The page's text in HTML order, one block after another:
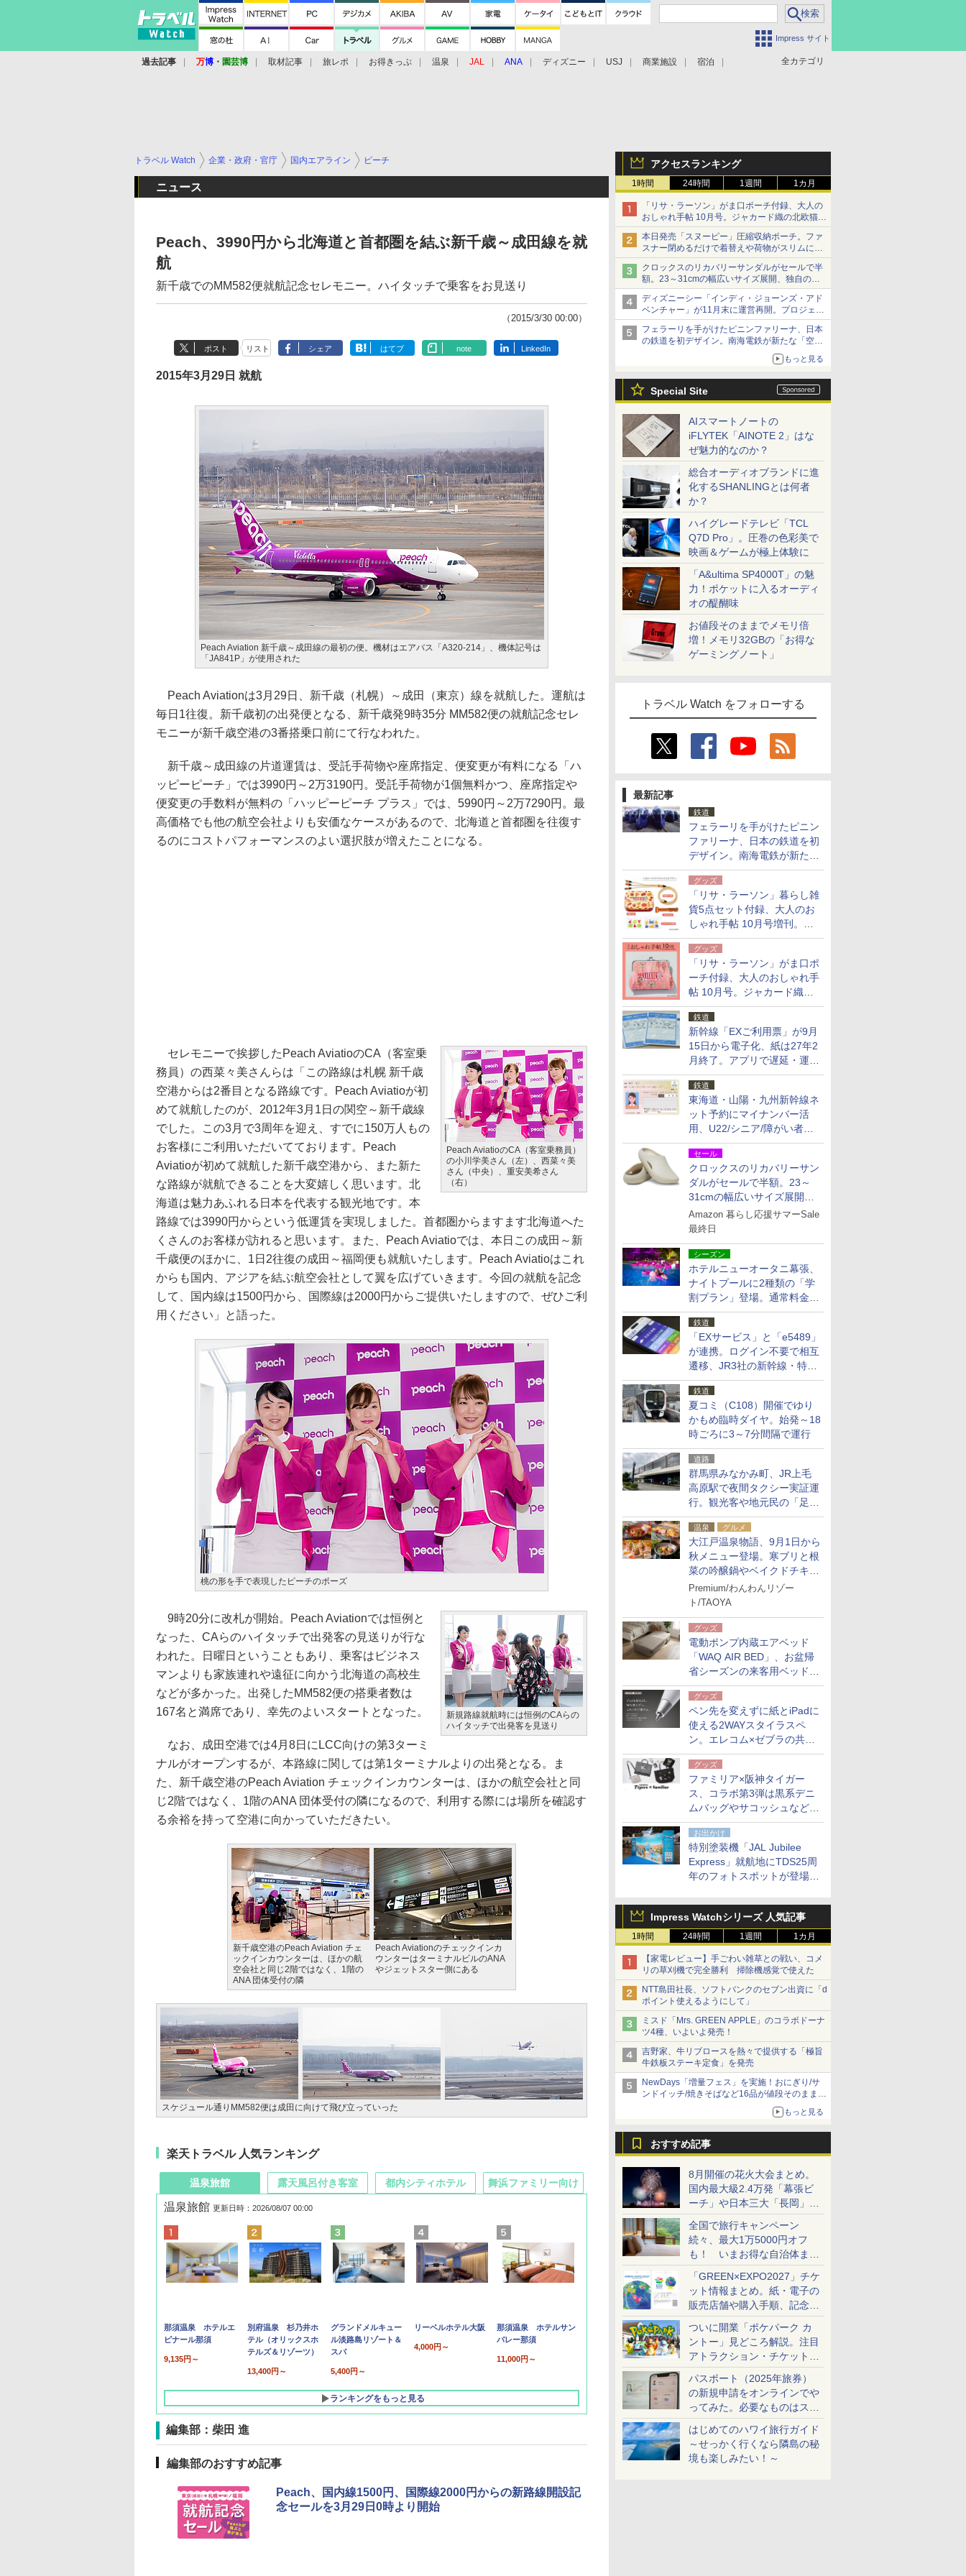
Impress サイト
全カテゴリ
過去記事 万博 ・ 園芸博 取材記事 旅レポ お得きっぷ 温泉 JAL ANA ディズニー USJ 商業施設 宿泊
アクセスランキング
1時間 24時間 1週間 1カ月
「リサ・ラーソン」がま口ポーチ付録、大人の
おしゃれ手帖 10月号。ジャカード織の北欧猫デ
ザイン
本日発売「スヌーピー」圧縮収納ポーチ。ファ
スナー閉めるだけで着替えや荷物がスリムにま
とまる
クロックスのリカバリーサンダルがセールで半
額。23～31cmの幅広いサイズ展開、独自のク
ッション素材を採用
ディズニーシー「インディ・ジョーンズ・アド
ベンチャー」が11月末に運営再開。プロジェク
ションマッピングを追加、DPAは1500円
フェラーリを手がけたピニンファリーナ、日本
の鉄道を初デザイン。南海電鉄が新たな「空港
もっと見る
Special Site
AIスマートノートの
iFLYTEK「AINOTE 2」はな
ぜ魅力的なのか？
総合オーディオブランドに進
化するSHANLINGとは何者
か？
ハイグレードテレビ「TCL
Q7D Pro」。圧巻の色彩美で
映画＆ゲームが極上体験に
「A&ultima SP4000T」の魅
力！ポケットに入るオーディ
オの醍醐味
お値段そのままでメモリ倍
増！メモリ32GBの「お得な
ゲーミングノート」
トラベル Watch をフォローする
最新記事
鉄道
フェラーリを手がけたピニン
ファリーナ、日本の鉄道を初
デザイン。南海電鉄が新たな
「空港特急」をなにわ筋線へ
導入
グッズ
「リサ・ラーソン」暮らし雑
貨5点セット付録、大人のお
しゃれ手帖 10月号増刊。
USBケーブルや缶ケースなど
グッズ
「リサ・ラーソン」がま口ポ
ーチ付録、大人のおしゃれ手
帖 10月号。ジャカード織の
北欧猫デザイン
鉄道
新幹線「EXご利用票」が9月
15日から電子化、紙は27年2
月終了。アプリで遅延・運休
も確認可能に
鉄道
東海道・山陽・九州新幹線ネ
ット予約にマイナンバー活
用、U22/シニア/障がい者割
を9月15日から発売
セール
クロックスのリカバリーサン
ダルがセールで半額。23～
31cmの幅広いサイズ展開、
独自のクッション素材を採用
Amazon 暮らし応援サマーSale
最終日
シーズン
ホテルニューオータニ幕張、
ナイトプールに2種類の「学
割プラン」登場。通常料金の
およそ半額でお得に夜活
鉄道
「EXサービス」と「e5489」
が連携。ログイン不要で相互
遷移、JR3社の新幹線・特急
予約をアプリで一括確認
鉄道
夏コミ（C108）開催でゆり
かもめ臨時ダイヤ。始発～18
時ごろに3～7分間隔で運行
道路
群馬県みなかみ町、JR上毛
高原駅で夜間タクシー実証運
行。観光客や地元民の「足が
ない」課題解消へ、木金土に
2台体制
温泉 グルメ
大江戸温泉物語、9月1日から
秋メニュー登場。寒ブリと根
菜の吟醸鍋やベイクドチキ
ン、ショコラ＆栗スイーツも
食べ放題に
Premium/わんわんリゾー
ト/TAOYA
グッズ
電動ポンプ内蔵エアベッド
「WAQ AIR BED」、お盆帰
省シーズンの来客用ベッドに
も。使用後は収納バッグでコ
ンパクトに保管
グッズ
ペン先を変えずに紙とiPadに
使える2WAYスタイラスペ
ン。エレコム×ゼブラの共同
開発
グッズ
ファミリア×阪神タイガー
ス、コラボ第3弾は黒系デニ
ムバッグやサコッシュなど6
点。8月21日オンラインスト
アで発売
お出かけ
特別塗装機「JAL Jubilee
Express」就航地にTDS25周
年のフォトスポットが登場。
Impress Watchシリーズ 人気記事
1時間 24時間 1週間 1カ月
【家電レビュー】手ごわい雑草との戦い、コメ
リの草刈機で完全勝利 掃除機感覚で使えた
NTT島田社長、ソフトバンクのセブン出資に「d
ポイント使えるようにして」
ミスド「Mrs. GREEN APPLE」のコラボドーナ
ツ4種、いよいよ発売！
吉野家、牛リブロースを熱々で提供する「極旨
牛鉄板ステーキ定食」を発売
NewDays「増量フェス」を実施！おにぎり/サ
ンドイッチ/焼きそばなど16品が値段そのままで
もっと見る
おすすめ記事
8月開催の花火大会まとめ。
国内最大級2.4万発「幕張ビ
ーチ」や日本三大「長岡」な
ど大型イベント目白押し！
全国で旅行キャンペーン
続々、最大1万5000円オフ
も！ いまお得な自治体まと
め
「GREEN×EXPO2027」チケ
ット情報まとめ。紙・電子の
販売店舗や購入手順、記念チ
ケットも解説
ついに開業「ポケパーク カ
ントー」見どころ解説。注目
アトラクション・チケット手
配・来場前に必要な準備は？
パスポート（2025年旅券）
の新規申請をオンラインでや
ってみた。必要なものはスマ
ホとマイナカードのみ
はじめてのハワイ旅行ガイド
～せっかく行くなら隣島の秘
境も楽しみたい！～
トラベル Watch 企業・政府・官庁 国内エアライン ピーチ
ニュース
Peach、3990円から北海道と首都圏を結ぶ新千歳～成田線を就
航
新千歳でのMM582便就航記念セレモニー。ハイタッチで乗客をお見送り
（2015/3/30 00:00）
ポスト リスト シェア はてブ note LinkedIn
2015年3月29日 就航
Peach Aviation 新千歳～成田線の最初の便。機材はエアバス「A320-214」、機体記号は
「JA841P」が使用された
Peach Aviationは3月29日、新千歳（札幌）～成田（東京）線を就航した。運航は
毎日1往復。新千歳初の出発便となる、新千歳発9時35分 MM582便の就航記念セレ
モニーが新千歳空港の3番搭乗口前にて行なわれた。
新千歳～成田線の片道運賃は、受託手荷物や座席指定、便変更が有料になる「ハ
ッピーピーチ」では3990円～2万3190円。受託手荷物が1個無料かつ、座席指定や
便変更の手数料が無料の「ハッピーピーチ プラス」では、5990円～2万7290円。最
高価格でも他の航空会社よりも安価なケースがあるので、北海道と首都圏を往復す
るのにコストパフォーマンスのよい選択肢が増えたことになる。
Peach AviatioのCA（客室乗務員）
の小川学美さん（左）、西菜々美
さん（中央）、重安美希さん
（右）
セレモニーで挨拶したPeach AviatioのCA（客室乗
務員）の西菜々美さんらは「この路線は札幌 新千歳
空港からは2番目となる路線です。Peach Aviatioが初
めて就航したのが、2012年3月1日の関空～新千歳線
でした。この3月で3周年を迎え、すでに150万人もの
お客様にご利用いただいてております。Peach
Aviatioが初めて就航した新千歳空港から、また新た
な路線が就航できることを大変嬉しく思います。北
海道は魅力あふれる日本を代表する観光地です。本
路線では3990円からという低運賃を実現しました。首都圏からますます北海道へた
くさんのお客様が訪れると思います。また、Peach Aviatioでは、本日この成田～新
千歳便のほかに、1日2往復の成田～福岡便も就航いたします。Peach Aviatioはこれ
からも国内、アジアを結ぶ航空会社として翼を広げていきます。今回の就航を記念
して、国内線は1500円から、国際線は2000円からご提供いたしますので、ぜひご利
用ください」と語った。
桃の形を手で表現したピーチのポーズ
新規路線就航時には恒例のCAらの
ハイタッチで出発客を見送り
9時20分に改札が開始。Peach Aviationでは恒例と
なった、CAらのハイタッチで出発客の見送りが行な
われた。日曜日ということもあり、乗客はビジネス
マンよりも家族連れや遠征に向かう北海道の高校生
などが多かった。出発したMM582便の搭乗者数は
167名と満席であり、幸先のよいスタートとなった。
なお、成田空港では4月8日にLCC向けの第3ターミ
ナルがオープンするが、本路線に関しては第1ターミナルよりの出発となる。ま
た、新千歳空港のPeach Aviation チェックインカウンターは、ほかの航空会社と同
じ2階ではなく、1階のANA 団体受付の隣になるので、利用する際には場所を確認す
る余裕を持って空港に向かっていただきたい。
新千歳空港のPeach Aviation チェ
ックインカウンターは、ほかの航
空会社と同じ2階ではなく、1階の
ANA 団体受付の隣
Peach Aviationのチェックインカ
ウンターはターミナルビルのANA
やジェットスター側にある
スケジュール通りMM582便は成田に向けて飛び立っていった
楽天トラベル 人気ランキング
温泉旅館
温泉旅館 更新日時：2026/08/07 00:00
那須温泉 ホテルエ
ピナール那須
9,135円～
別府温泉 杉乃井ホ
テル（オリックスホ
テルズ＆リゾーツ）
13,400円～
グランドメルキュー
ル淡路島リゾート＆
スパ
5,400円～
リーベルホテル大阪
4,000円～
那須温泉 ホテルサン
バレー那須
11,000円～
ランキングをもっと見る
露天風呂付き客室 都内シティホテル 舞浜ファミリー向け
編集部：柴田 進
編集部のおすすめ記事
Peach、国内線1500円、国際線2000円からの新路線開設記
念セールを3月29日0時より開始